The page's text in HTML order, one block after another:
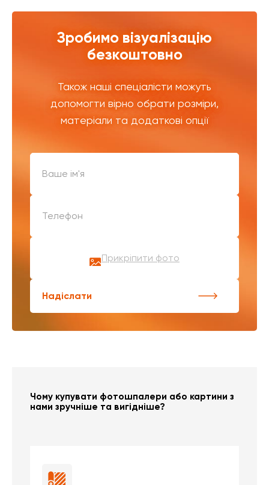
Зробимо візуалізацію
безкоштовно
Також наші спеціалісти можуть
допомогти вірно обрати розміри,
матеріали та додаткові опції
Прикріпити фото
Надіслати
Чому купувати фотошпалери або картини з
нами зручніше та вигідніше?